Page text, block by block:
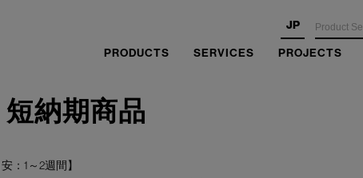
JP
PRODUCTS SERVICES PROJECTS
納期商品
：1～2週間】